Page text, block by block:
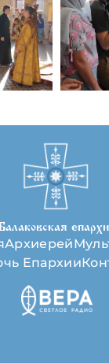
Архиерей
Епархии